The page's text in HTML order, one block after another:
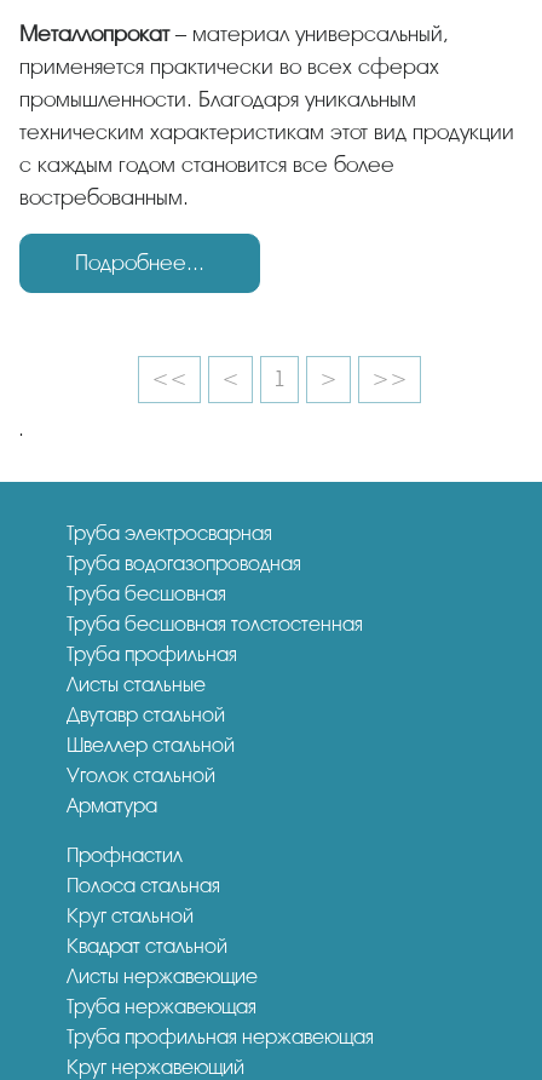
Металлопрокат– материал универсальный,
применяется практически во всех сферах
промышленности. Благодаря уникальным
техническим характеристикам этот вид продукции
с каждым годом становится все более
востребованным.
Подробнее...
<< < 1 > >>
.
Труба электросварная
Труба водогазопроводная
Труба бесшовная
Труба бесшовная толстостенная
Труба профильная
Листы стальные
Двутавр стальной
Швеллер стальной
Уголок стальной
Арматура
Профнастил
Полоса стальная
Круг стальной
Квадрат стальной
Листы нержавеющие
Труба нержавеющая
Труба профильная нержавеющая
Круг нержавеющий